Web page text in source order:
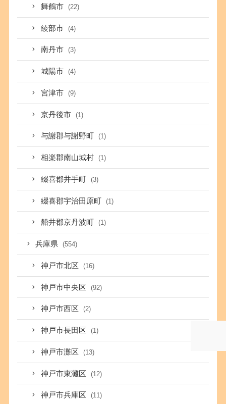
舞鶴市 (22)
綾部市 (4)
南丹市 (3)
城陽市 (4)
宮津市 (9)
京丹後市 (1)
与謝郡与謝野町 (1)
相楽郡南山城村 (1)
綴喜郡井手町 (3)
綴喜郡宇治田原町 (1)
船井郡京丹波町 (1)
兵庫県 (554)
神戸市北区 (16)
神戸市中央区 (92)
神戸市西区 (2)
神戸市長田区 (1)
神戸市灘区 (13)
神戸市東灘区 (12)
神戸市兵庫区 (11)